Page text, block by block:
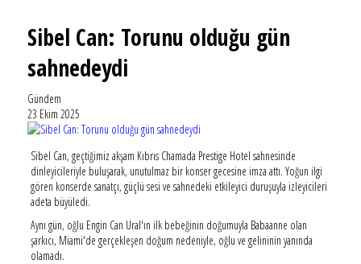
Sibel Can: Torunu olduğu gün
sahnedeydi
Gündem
23 Ekim 2025
Sibel Can, geçtiğimiz akşam Kıbrıs Chamada Prestige Hotel sahnesinde
dinleyicileriyle buluşarak, unutulmaz bir konser gecesine imza attı. Yoğun ilgi
gören konserde sanatçı, güçlü sesi ve sahnedeki etkileyici duruşuyla izleyicileri
adeta büyüledi.
Aynı gün, oğlu Engin Can Ural'ın ilk bebeğinin doğumuyla Babaanne olan
şarkıcı, Miami'de gerçekleşen doğum nedeniyle, oğlu ve gelininin yanında
olamadı.